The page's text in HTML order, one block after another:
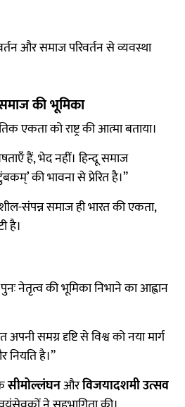
और समाज परिवर्तन से व्यवस्था
की भूमिका
एकता को राष्ट्र की आत्मा बताया।
हैं, भेद नहीं। हिन्दू समाज
की भावना से प्रेरित है।”
संपन्न समाज ही भारत की एकता,
है।
नेतृत्व की भूमिका निभाने का आह्वान
समग्र दृष्टि से विश्व को नया मार्ग
नियति है।”
सीमोल्लंघनऔरविजयादशमी उत्सव